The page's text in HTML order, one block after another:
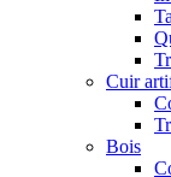
Cuir
Bois